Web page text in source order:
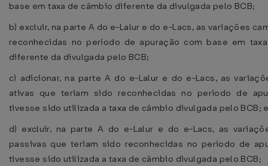
base em taxa de câmbio diferente da divulgada pelo BCB;
b) excluir, na parte A do e-Lalur e do e-Lacs, as variações
reconhecidas no período de apuração com base em
diferente da divulgada pelo BCB;
c) adicionar, na parte A do e-Lalur e do e-Lacs, as
ativas que teriam sido reconhecidas no período de
tivesse sido utilizada a taxa de câmbio divulgada pelo BCB;
d) excluir, na parte A do e-Lalur e do e-Lacs, as
passivas que teriam sido reconhecidas no período de
tivesse sido utilizada a taxa de câmbio divulgada pelo BCB;